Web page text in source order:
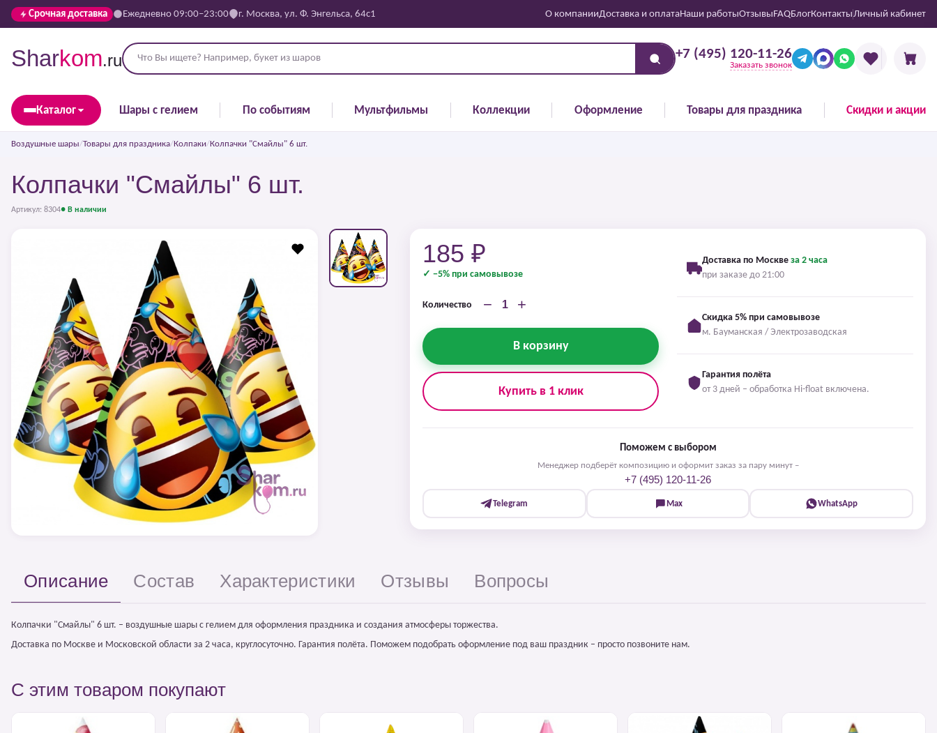
Срочная доставка Ежедневно 09:00–23:00 г. Москва, ул. Ф. Энгельса, 64с1 О компанииДоставка и оплатаНаши работыОтзывыFAQБлогКонтактыЛичный кабинет
Sharkom.ru +7 (495) 120-11-26
Заказать звонок
Каталог Шары с гелием По событиям Мультфильмы Коллекции Оформление Товары для праздника Скидки и акции
Воздушные шары/Товары для праздника/Колпаки/Колпачки "Смайлы" 6 шт.
Колпачки "Смайлы" 6 шт.
Артикул: 8304● В наличии
185 ₽
✓ −5% при самовывозе
Количество − +
В корзину
Купить в 1 клик
Доставка по Москве за 2 часа
при заказе до 21:00
Скидка 5% при самовывозе
м. Бауманская / Электрозаводская
Гарантия полёта
от 3 дней – обработка Hi-float включена.
Поможем с выбором
Менеджер подберёт композицию и оформит заказ за пару минут –
+7 (495) 120-11-26
Telegram Max WhatsApp
Описание Состав Характеристики Отзывы Вопросы
Колпачки "Смайлы" 6 шт. – воздушные шары с гелием для оформления праздника и создания атмосферы торжества.
Доставка по Москве и Московской области за 2 часа, круглосуточно. Гарантия полёта. Поможем подобрать оформление под ваш праздник – просто позвоните нам.
С этим товаром покупают